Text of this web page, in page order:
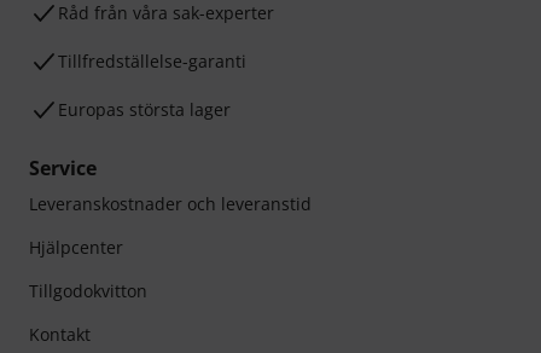
Råd från våra sak-experter
Tillfredställelse-garanti
Europas största lager
Service
Leveranskostnader och leveranstid
Hjälpcenter
Tillgodokvitton
Kontakt